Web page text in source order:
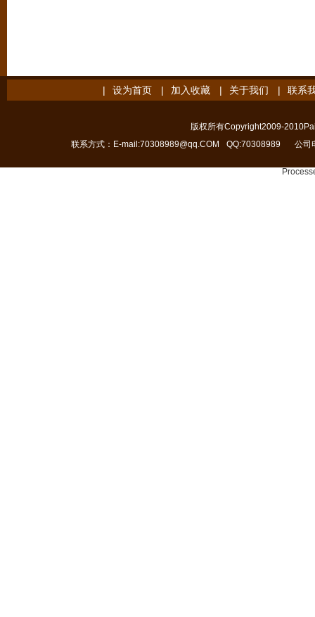
| 设为首页 | 加入收藏 | 关于我们 | 联系
版权所有Copyright2009-
联系方式：E-mail:70308989@qq.COM
QQ:70308989 公司